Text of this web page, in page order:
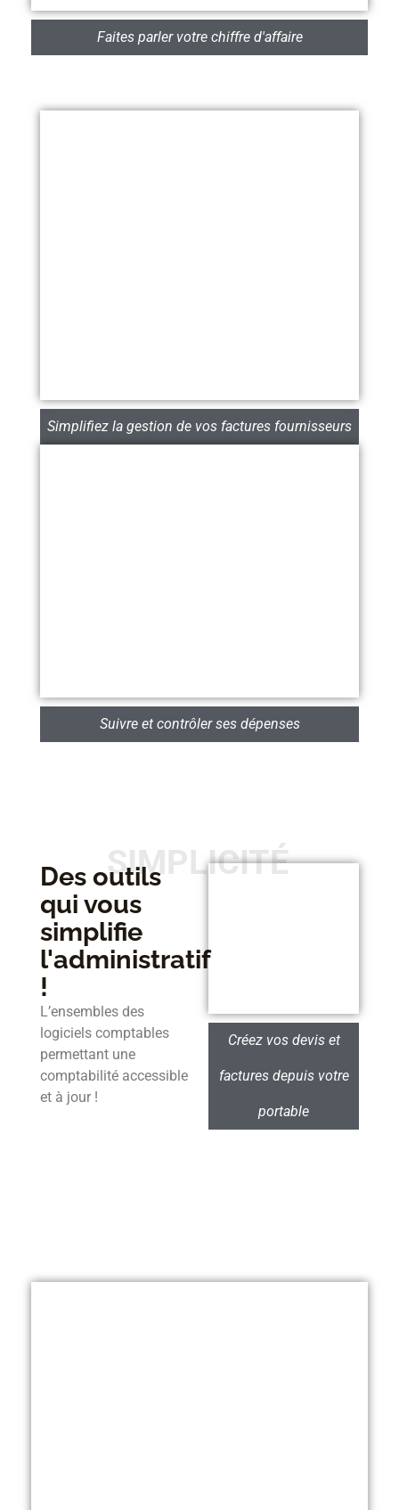
Faites parler votre chiffre d'affaire
Simplifiez la gestion de vos factures fournisseurs
Suivre et contrôler ses dépenses
SIMPLICITÉ
Des outils
qui vous
simplifie
l'administratif
!
L’ensembles des
logiciels comptables
permettant une
comptabilité accessible
et à jour !
Créez vos devis et
factures depuis votre
portable